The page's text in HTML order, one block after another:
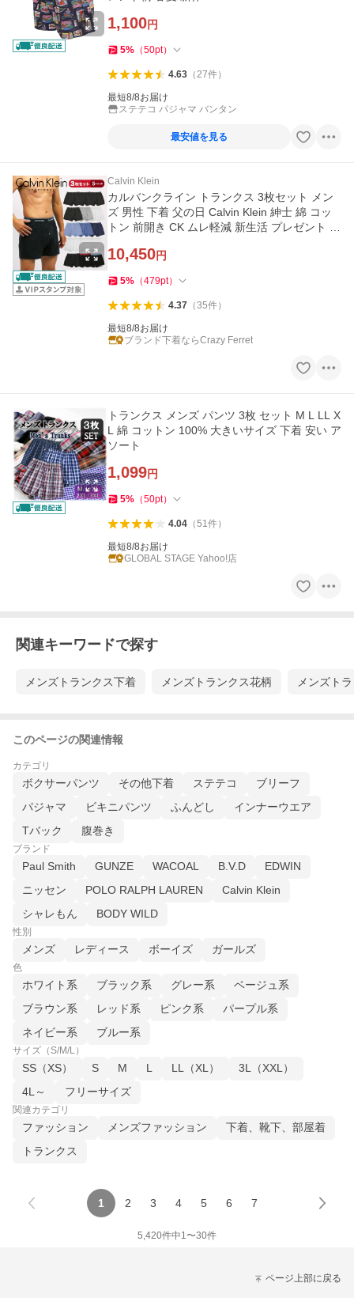
1,100円
5% （50pt）
4.63（27件）
最短8/8お届け
ステテコ パジャマ バンタン
最安値を見る
Calvin Klein
カルバンクライン トランクス 3枚セット メン
ズ 男性 下着 父の日 Calvin Klein 紳士 綿 コッ
トン 前開き CK ムレ軽減 新生活 プレゼント C
10,450円
5% （479pt）
4.37（35件）
最短8/8お届け
ブランド下着ならCrazy Ferret
トランクス メンズ パンツ 3枚 セット M L LL X
L 綿 コットン 100% 大きいサイズ 下着 安い ア
ソート
1,099円
5% （50pt）
4.04（51件）
最短8/8お届け
GLOBAL STAGE Yahoo!店
関連キーワードで探す
メンズトランクス下着 メンズトランクス花柄 メンズト
このページの関連情報
カテゴリ
ボクサーパンツ その他下着 ステテコ
ブリーフ
パジャマ
ビキニパンツ ふんどし
インナーウエア
Tバック
腹巻き
ブランド
Paul Smith GUNZE WACOAL B.V.D
EDWIN
ニッセン
POLO RALPH LAUREN
Calvin Klein
シャレもん
BODY WILD
性別
メンズ レディース ボーイズ ガールズ
色
ホワイト系 ブラック系 グレー系
ベージュ系
ブラウン系
レッド系 ピンク系
パープル系
ネイビー系
ブルー系
サイズ（S/M/L）
SS（XS） S M L LL（XL）
3L（XXL）
4L～
フリーサイズ
関連カテゴリ
ファッション メンズファッション
下着、靴下、部屋着
トランクス
1 2 3 4 5 6 7
5,420件中1〜30件
ページ上部に戻る